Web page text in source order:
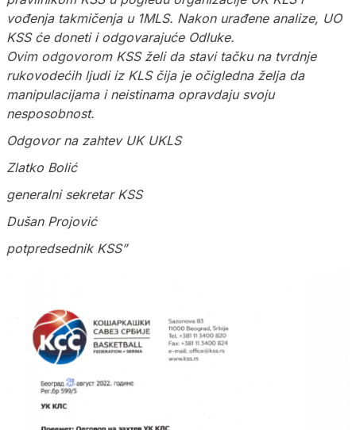
vođenja takmičenja u 1MLS. Nakon urađene analize, UO
KSS će doneti i odgovarajuće Odluke.
Ovim odgovorom KSS želi da stavi tačku na tvrdnje
rukovodećih ljudi iz KLS čija je očigledna želja da
manipulacijama i neistinama opravdaju svoju
nesposobnost.
Odgovor na zahtev UK UKLS
Zlatko Bolić
generalni sekretar KSS
Dušan Projović
potpredsednik KSS”